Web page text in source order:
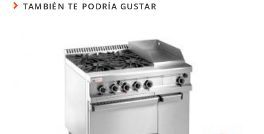
TAMBIÉN TE PODRÍA GUSTAR